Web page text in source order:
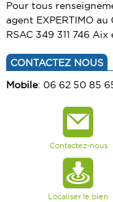
Pour tous
agent EXPERTIMO
RSAC 349 311 746
CONTACTEZ NOUS
Mobile: 06 62 50 85
Contactez-nous
Localiser le bien